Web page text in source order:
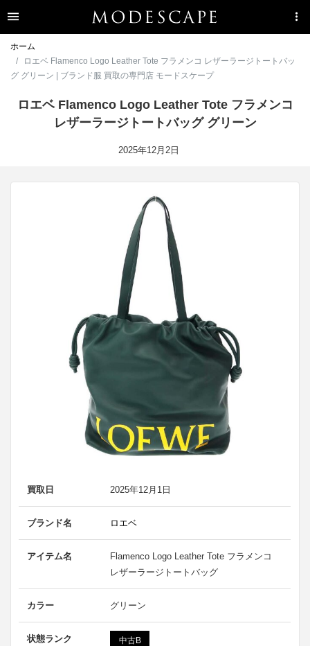
ホーム
ロエベ Flamenco Logo Leather Tote フラメンコ レザーラージトートバッ
グ グリーン | ブランド服 買取の専門店 モードスケープ
ロエベ Flamenco Logo Leather Tote フラメンコ
レザーラージトートバッグ グリーン
2025年12月2日
買取日 2025年12月1日
ブランド名 ロエベ
アイテム名
Flamenco Logo Leather Tote フラメンコ
レザーラージトートバッグ
カラー グリーン
状態ランク 中古B